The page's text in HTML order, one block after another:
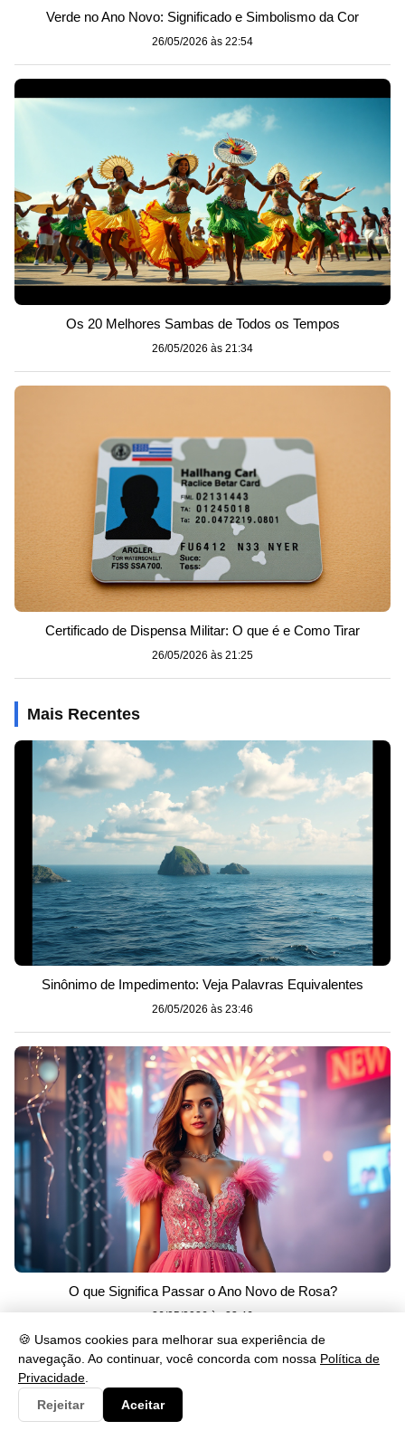
🍪 Usamos cookies para melhorar sua experiência de
navegação. Ao continuar, você concorda com nossa Política de
Privacidade
Rejeitar
Aceitar
Verde no Ano Novo: Significado e Simbolismo da Cor
26/05/2026 às 22:54
Os 20 Melhores Sambas de Todos os Tempos
26/05/2026 às 21:34
Certificado de Dispensa Militar: O que é e Como Tirar
26/05/2026 às 21:25
Mais Recentes
Sinônimo de Impedimento: Veja Palavras Equivalentes
26/05/2026 às 23:46
O que Significa Passar o Ano Novo de Rosa?
26/05/2026 às 23:46